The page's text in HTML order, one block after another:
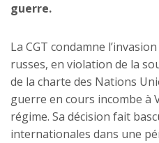
guerre.
La CGT condamne
russes, en violation de la
de la charte des Nations
guerre en cours incombe à
régime. Sa décision fait
internationales dans une